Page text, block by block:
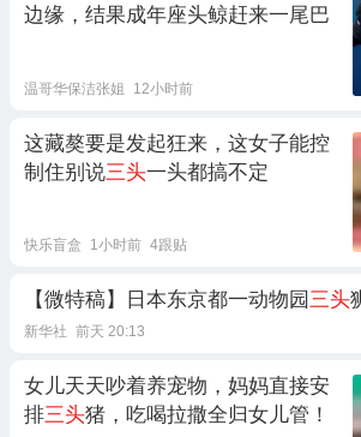
边缘，结果成年座头鲸赶来一尾巴
温哥华保洁张姐 12小时前
这藏獒要是发起狂来，这女子能控
制住别说三头一头都搞不定
快乐盲盒 1小时前 4跟贴
【微特稿】日本东京都一动物园三头
新华社 前天 20:13
女儿天天吵着养宠物，妈妈直接安
排三头猪，吃喝拉撒全归女儿管！